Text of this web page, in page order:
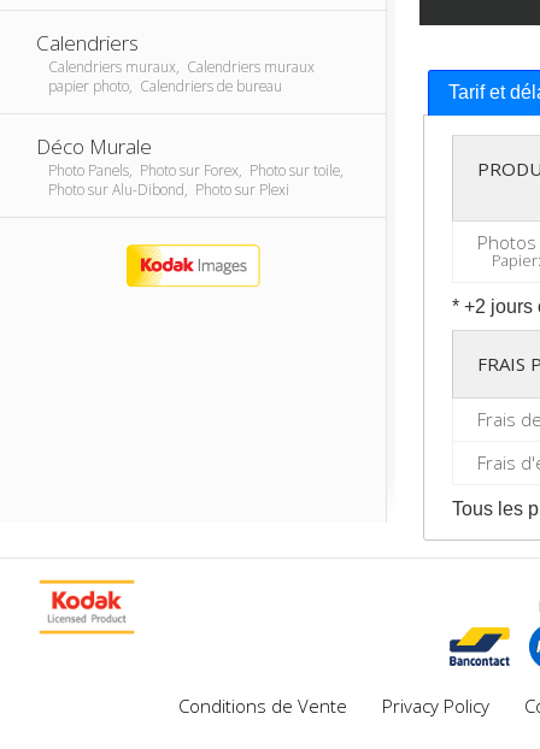
Calendriers
Calendriers muraux, Calendriers muraux
papier photo, Calendriers de bureau
Déco Murale
Photo Panels, Photo sur Forex, Photo sur toile,
Photo sur Alu-Dibond, Photo sur Plexi
Tarif et
* +2 jours
FRAIS
Frais
Frais
Tous les
Conditions de Vente Privacy Policy